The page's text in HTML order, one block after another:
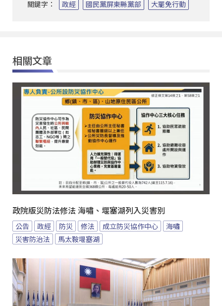
關鍵字： 政經 國民黨屏東縣黨部 大罷免行動
相關文章
政院版災防法修法 海嘯、堰塞湖列入災害別
公告 政經 防災 修法 成立防災協作中心
海嘯
災害防治法
馬太鞍堰塞湖